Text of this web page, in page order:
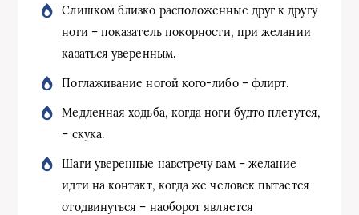
Слишком близко расположенные друг к другу
ноги – показатель покорности, при желании
казаться уверенным.
Поглаживание ногой кого-либо – флирт.
Медленная ходьба, когда ноги будто плетутся,
– скука.
Шаги уверенные навстречу вам – желание
идти на контакт, когда же человек пытается
отодвинуться – наоборот является